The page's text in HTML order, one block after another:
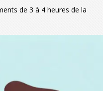
de 3 à 4 heures de la